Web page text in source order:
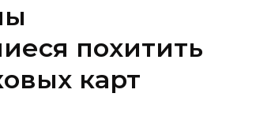
похитить
карт